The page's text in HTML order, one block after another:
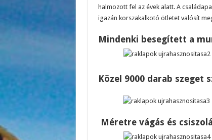
halmozott fel az évek alatt. A
igazán korszakalkotó ötletet valósít
Mindenki besegített a
Közel 9000 darab szeget
Méretre vágás és